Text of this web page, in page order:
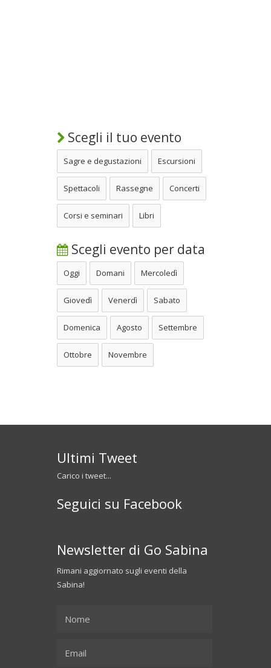
Scegli il tuo evento
Sagre e degustazioni Escursioni
Spettacoli Rassegne Concerti
Corsi e seminari Libri
Scegli evento per data
Oggi Domani Mercoledì
Giovedì Venerdì Sabato
Domenica Agosto Settembre
Ottobre Novembre
Ultimi Tweet
Carico i tweet...
Seguici su Facebook
Newsletter di Go Sabina
Rimani aggiornato sugli eventi della
Sabina!